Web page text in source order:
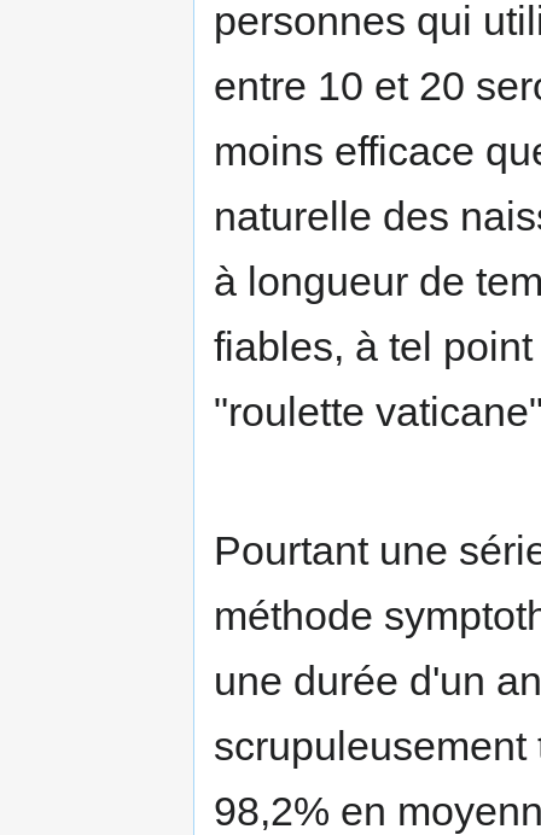
personnes qui
entre 10 et 20
moins efficace
naturelle des
à longueur de
fiables, à tel
"roulette
Pourtant une
méthode
une durée d'un
98,2% en